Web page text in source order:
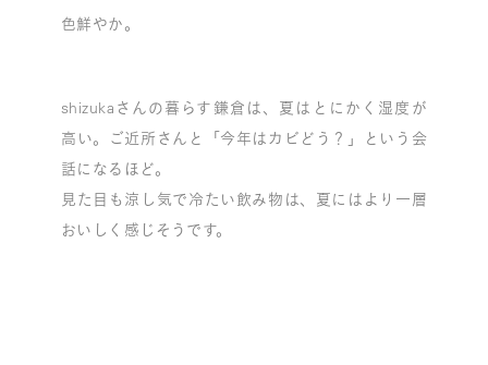
色鮮やか。
shizukaさんの暮らす鎌倉は、夏はとにかく湿度が
高い。ご近所さんと「今年はカビどう？」という会
話になるほど。
見た目も涼し気で冷たい飲み物は、夏にはより一層
おいしく感じそうです。